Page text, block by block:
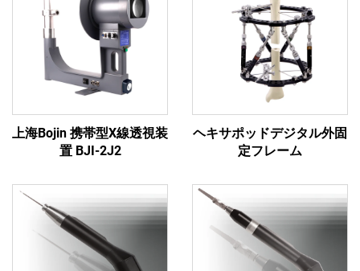
上海Bojin 携帯型X線透視装
置 BJI-2J2
ヘキサポッドデジタル外固
定フレーム